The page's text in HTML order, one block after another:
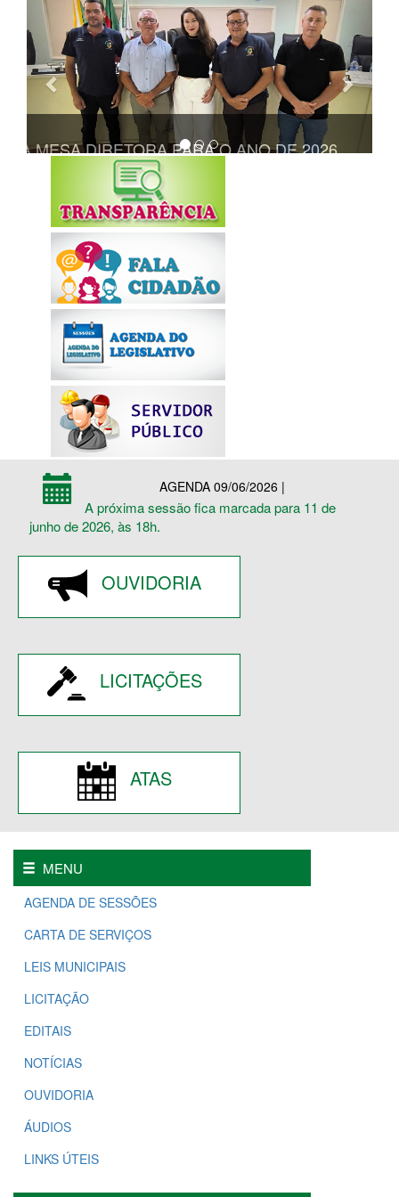
A MESA DIRETORA PARA O ANO DE 2026
Anterior
AGENDA 09/06/2026 |
A próxima sessão fica marcada para 11 de
junho de 2026, às 18h.
OUVIDORIA
LICITAÇÕES
ATAS
MENU
AGENDA DE SESSÕES
CARTA DE SERVIÇOS
LEIS MUNICIPAIS
LICITAÇÃO
EDITAIS
NOTÍCIAS
OUVIDORIA
ÁUDIOS
LINKS ÚTEIS